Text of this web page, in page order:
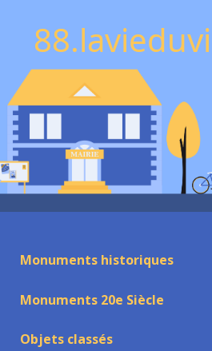
Monuments historiques
Monuments 20e Siècle
Objets classés